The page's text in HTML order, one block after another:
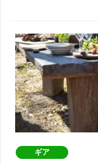
ギア